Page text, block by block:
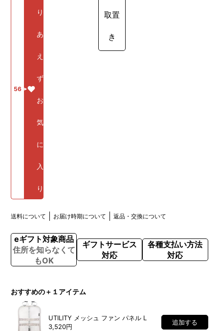
56
り
あ
え
ず
お
気
に
入
り
取置
き
送料について お届け時期について 返品・交換について
eギフト対象商品
住所を知らなくて
もOK
ギフトサービス
対応
各種支払い方法
対応
おすすめの＋１アイテム
UTILITY メッシュ ファン パネル L
3,520円
追加する